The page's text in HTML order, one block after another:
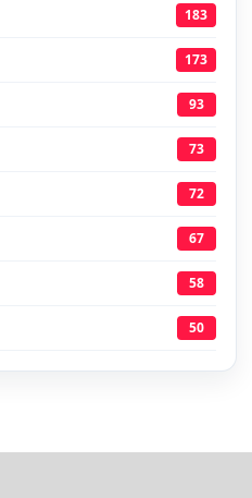
183
173
93
73
72
67
58
50